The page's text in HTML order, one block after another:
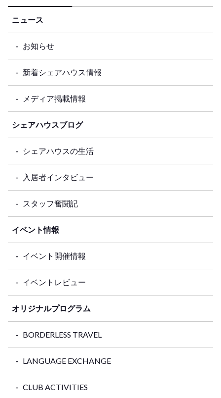
ニュース
お知らせ
新着シェアハウス情報
メディア掲載情報
シェアハウスブログ
シェアハウスの生活
入居者インタビュー
スタッフ奮闘記
イベント情報
イベント開催情報
イベントレビュー
オリジナルプログラム
BORDERLESS TRAVEL
LANGUAGE EXCHANGE
CLUB ACTIVITIES